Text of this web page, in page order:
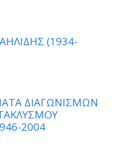
(1934-
ΔΙΑΓΩΝΙΣΜΩΝ
2004